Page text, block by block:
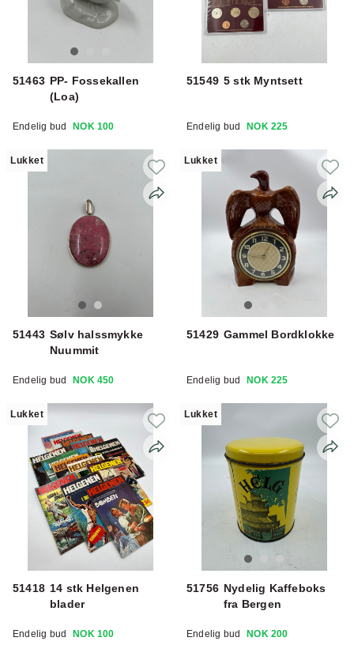
51463 PP- Fossekallen
(Loa)
Endelig bud NOK 100
51549 5 stk Myntsett
Endelig bud NOK 225
Lukket
51443 Sølv halssmykke
Nuummit
Endelig bud NOK 450
Lukket
51429 Gammel Bordklokke
Endelig bud NOK 225
Lukket
51418 14 stk Helgenen
blader
Endelig bud NOK 100
Lukket
51756 Nydelig Kaffeboks
fra Bergen
Endelig bud NOK 200